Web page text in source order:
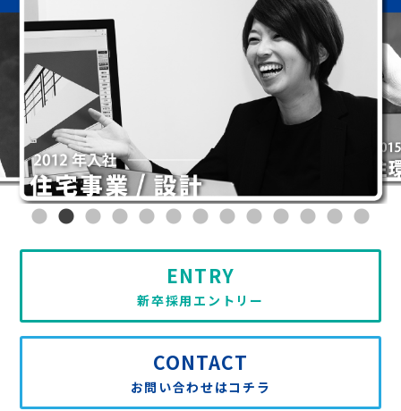
CONTACT
お問い合わせはコチラ
ENTRY
新卒採用エントリー